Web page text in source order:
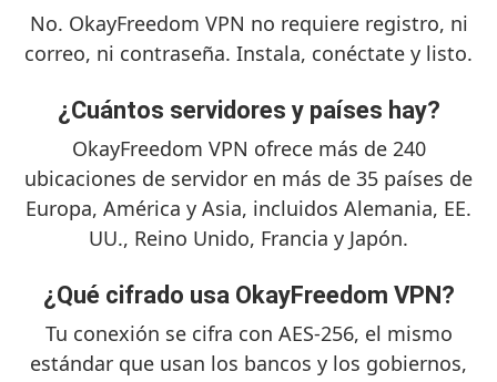
No. OkayFreedom VPN no requiere registro, ni
correo, ni contraseña. Instala, conéctate y listo.
¿Cuántos servidores y países hay?
OkayFreedom VPN ofrece más de 240
ubicaciones de servidor en más de 35 países de
Europa, América y Asia, incluidos Alemania, EE.
UU., Reino Unido, Francia y Japón.
¿Qué cifrado usa OkayFreedom VPN?
Tu conexión se cifra con AES-256, el mismo
estándar que usan los bancos y los gobiernos,